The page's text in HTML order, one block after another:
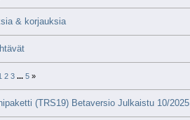
& korjauksia
2 3 ...5 »
(TRS19) Betaversio Julkaistu 10/2025